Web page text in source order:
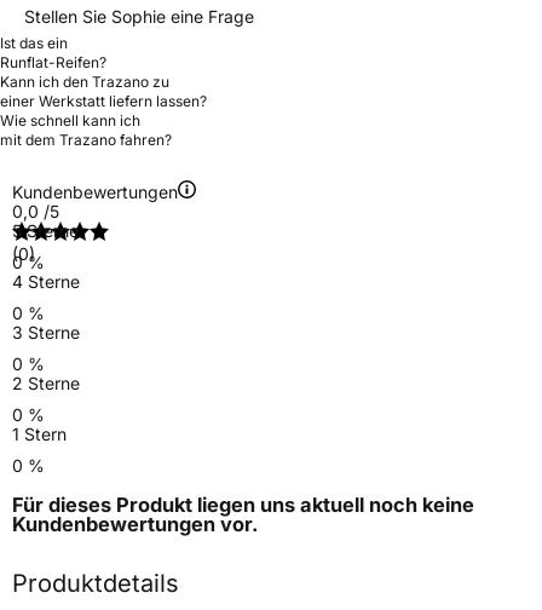
Stellen Sie Sophie eine Frage
Ist das ein
Runflat-Reifen?
Kann ich den Trazano zu
einer Werkstatt liefern lassen?
Wie schnell kann ich
mit dem Trazano fahren?
Kundenbewertungen
0,0 /5
(0)
5 Sterne
0 %
4 Sterne
0 %
3 Sterne
0 %
2 Sterne
0 %
1 Stern
0 %
Für dieses Produkt liegen uns aktuell noch keine
Kundenbewertungen vor.
Produktdetails